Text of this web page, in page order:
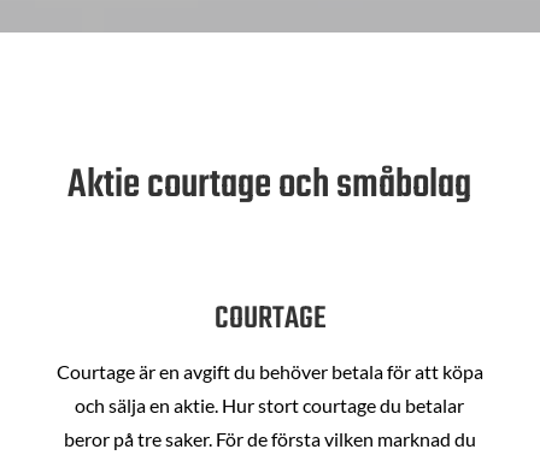
Aktie courtage och småbolag
COURTAGE
Courtage är en avgift du behöver betala för att köpa
och sälja en aktie. Hur stort courtage du betalar
beror på tre saker. För de första vilken marknad du